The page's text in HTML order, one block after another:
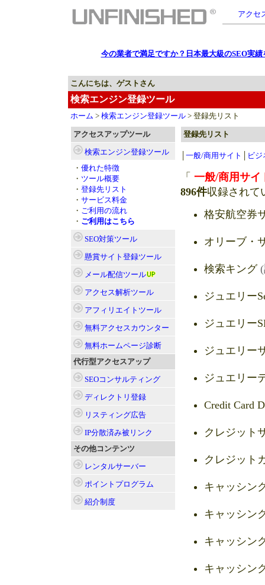
アクセ
今の業者で満足ですか？日本最大級のSEO実
こんにちは、ゲストさん
検索エンジン登録ツール
ホーム > 検索エンジン登録ツール > 登録先リスト
アクセスアップツール
検索エンジン登録ツール
・ 優れた特徴
・ ツール概要
・ 登録先リスト
・ サービス料金
・ ご利用の流れ
・ ご利用はこちら
SEO対策ツール
懸賞サイト登録ツール
メール配信ツール
アクセス解析ツール
アフィリエイト ツール
無料アクセスカウンター
無料ホームページ診断
代行型アクセスアップ
SEOコンサルティング
ディレクトリ登録
リスティング広告
IP分散済み被リンク
その他コンテンツ
レンタルサーバー
ポイントプログラム
紹介制度
登録先リスト
一般/商用サイト ビ
「 一般/商用サイ
896件収録されて
格安航空券
オリーブ・
検索キング
ジュエリー
ジュエリー
ジュエリー
ジュエリー
Credit Card
クレジット
クレジット
キャッシン
キャッシン
キャッシン
キャッシン